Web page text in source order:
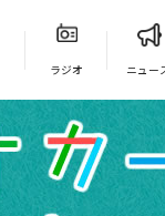
ラジオ ニュー